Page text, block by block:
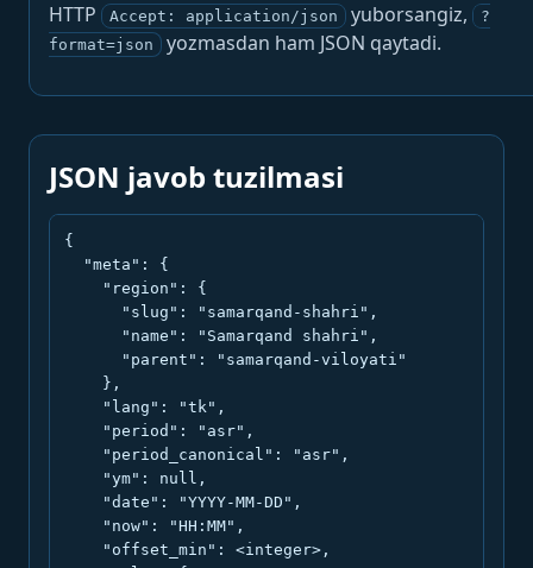
HTTP
Accept: application/json yuborsangiz,
?
format=json
yozmasdan ham JSON qaytadi.
JSON javob tuzilmasi
{
  "meta": {
    "region": {
      "slug": "samarqand-shahri",
      "name": "Samarqand shahri",
      "parent": "samarqand-viloyati"
    },
    "lang": "tk",
    "period": "asr",
    "period_canonical": "asr",
    "ym": null,
    "date": "YYYY-MM-DD",
    "now": "HH:MM",
    "offset_min": <integer>,